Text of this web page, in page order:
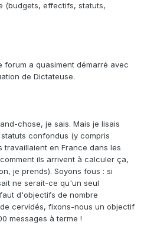
(budgets, effectifs, statuts,
forum a quasiment démarré avec
de Dictateuse.
chose, je sais. Mais je lisais
confondus (y compris
travaillaient en France dans les
ils arrivent à calculer ça,
je prends). Soyons fous : si
ne serait-ce qu'un seul
d'objectifs de nombre
cervidés, fixons-nous un objectif
messages à terme !